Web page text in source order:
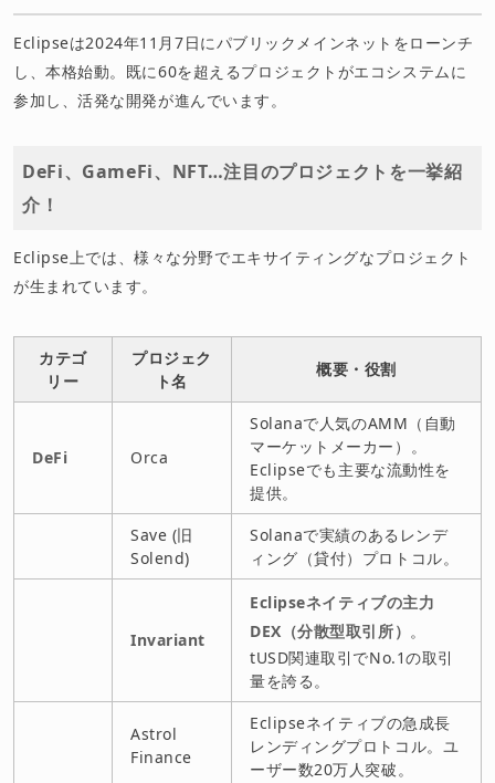
Eclipseは2024年11月7日にパブリックメインネットをローンチ
し、本格始動。既に60を超えるプロジェクトがエコシステムに
参加し、活発な開発が進んでいます。
DeFi、GameFi、NFT…注目のプロジェクトを一挙紹
介！
Eclipse上では、様々な分野でエキサイティングなプロジェクト
が生まれています。
カテゴ
リー
プロジェク
ト名
概要・役割
DeFi Orca
Solanaで人気のAMM（自動
マーケットメーカー）。
Eclipseでも主要な流動性を
提供。
Save (旧
Solend)
Solanaで実績のあるレンデ
ィング（貸付）プロトコル。
Invariant
Eclipseネイティブの主力
DEX（分散型取引所） 。
tUSD関連取引でNo.1の取引
量を誇る。
Astrol
Finance
Eclipseネイティブの急成長
レンディングプロトコル。ユ
ーザー数20万人突破。